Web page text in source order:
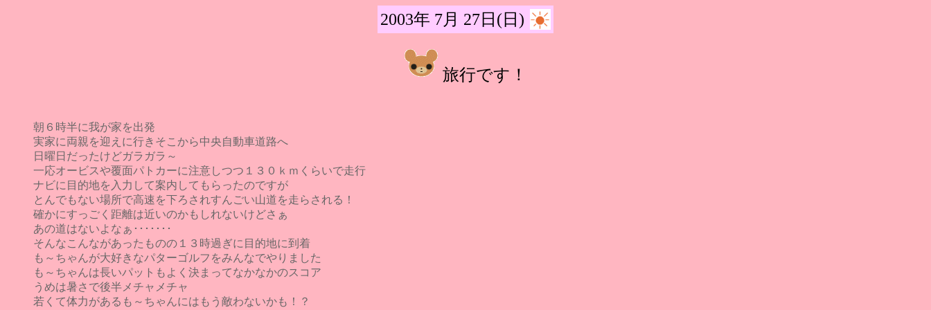
2003年 7月 27日(日)
旅行です！
朝６時半に我が家を出発
実家に両親を迎えに行きそこから中央自動車道路へ
日曜日だったけどガラガラ～
一応オービスや覆面パトカーに注意しつつ１３０ｋｍくらいで走行
ナビに目的地を入力して案内してもらったのですが
とんでもない場所で高速を下ろされすんごい山道を走らされる！
確かにすっごく距離は近いのかもしれないけどさぁ
あの道はないよなぁ･･･････
そんなこんながあったものの１３時過ぎに目的地に到着
も～ちゃんが大好きなパターゴルフをみんなでやりました
も～ちゃんは長いパットもよく決まってなかなかのスコア
うめは暑さで後半メチャメチャ
若くて体力があるも～ちゃんにはもう敵わないかも！？